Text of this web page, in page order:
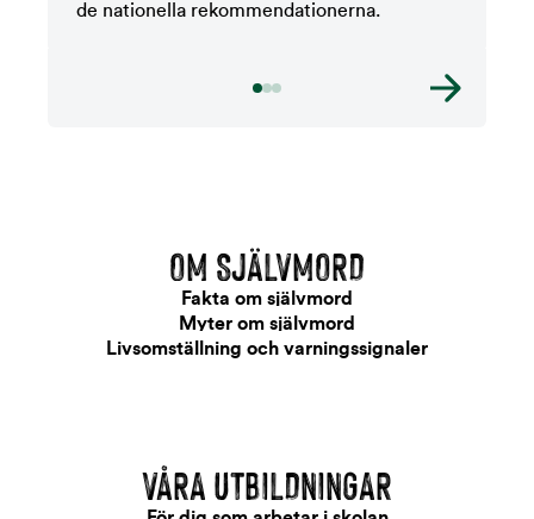
de nationella rekommendationerna.
OM SJÄLVMORD
Fakta om självmord
Myter om självmord
Livsomställning och varningssignaler
VÅRA UTBILDNINGAR